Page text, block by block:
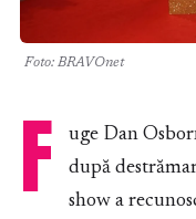
Foto: BRAVOnet
F
uge Dan
după
show a